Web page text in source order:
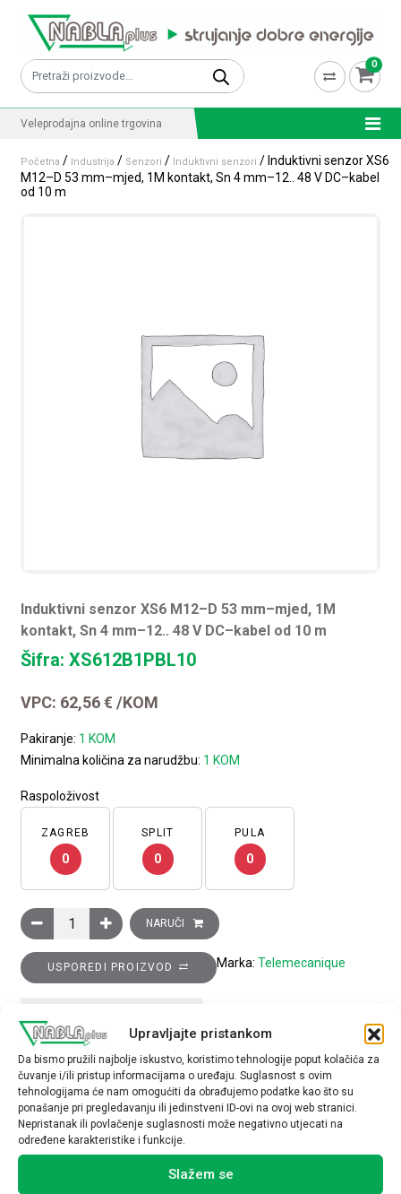
Upravljajte pristankom
Da bismo pružili najbolje iskustvo, koristimo tehnologije poput kolačića za
čuvanje i/ili pristup informacijama o uređaju. Suglasnost s ovim
tehnologijama će nam omogućiti da obrađujemo podatke kao što su
ponašanje pri pregledavanju ili jedinstveni ID-ovi na ovoj web stranici.
Nepristanak ili povlačenje suglasnosti može negativno utjecati na
određene karakteristike i funkcije.
Slažem se
Pretraži: 0
Veleprodajna online trgovina
Početna / Industrija / Senzori / Induktivni senzori / Induktivni senzor XS6
M12–D 53 mm–mjed, 1M kontakt, Sn 4 mm–12.. 48 V DC–kabel
od 10 m
Induktivni senzor XS6 M12–D 53 mm–mjed, 1M
kontakt, Sn 4 mm–12.. 48 V DC–kabel od 10 m
Šifra: XS612B1PBL10
VPC: 62,56€ /KOM
Pakiranje: 1 KOM
Minimalna količina za narudžbu: 1 KOM
Raspoloživost
ZAGREB
0
SPLIT
0
PULA
0
Induktivni senzor XS6 M12–D 53 mm–mjed, 1M kontakt, Sn
NARUČI
USPOREDI PROIZVOD Marka: Telemecanique
TEHNIČKE SPECIFIKACIJE
Povezani proizvodi